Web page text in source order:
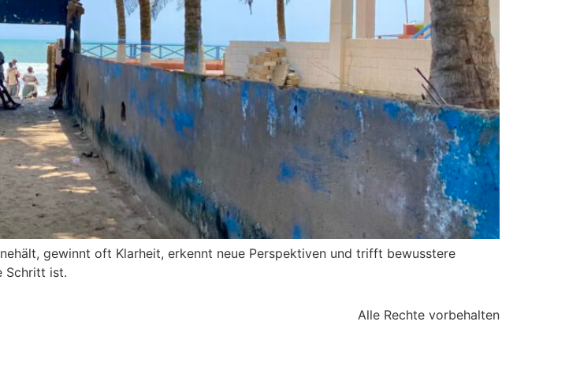
gewinnt oft Klarheit, erkennt neue Perspektiven und trifft bewusstere
Schritt ist.
Alle Rechte vorbehalten